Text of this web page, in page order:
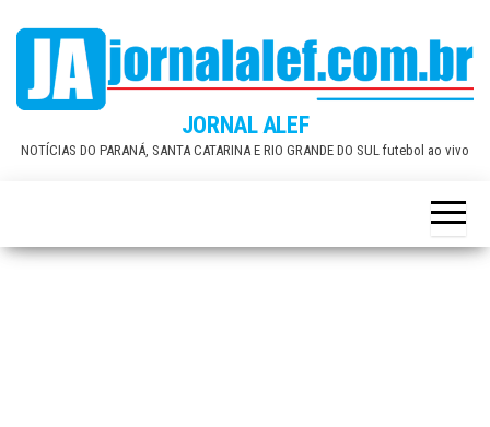
content
JORNAL ALEF
NOTÍCIAS DO PARANÁ, SANTA CATARINA E RIO GRANDE DO SUL futebol ao vivo